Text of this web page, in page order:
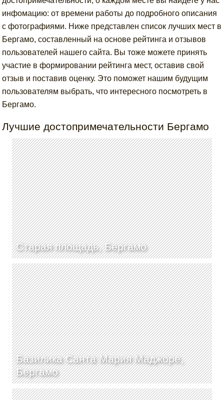
инфомацию: от времени работы до подробного описания
с фотографиями. Ниже представлен список лучших мест в
Бергамо, составленный на основе рейтинга и отзывов
пользователей нашего сайта. Вы тоже можете принять
участие в формировании рейтинга мест, оставив свой
отзыв и поставив оценку. Это поможет нашим будущим
пользователям выбрать, что интересного посмотреть в
Бергамо.
Лучшие достопримечательности Бергамо
Старая площадь, Бергамо
Базилика Санта Мария Маджоре,
Бергамо